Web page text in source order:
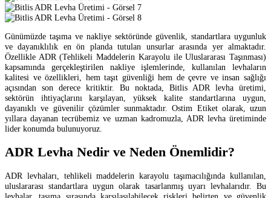
Günümüzde taşıma ve nakliye sektöründe güvenlik, standartlara uygunluk
ve dayanıklılık en ön planda tutulan unsurlar arasında yer almaktadır.
Özellikle ADR (Tehlikeli Maddelerin Karayolu ile Uluslararası Taşınması)
kapsamında gerçekleştirilen nakliye işlemlerinde, kullanılan levhaların
kalitesi ve özellikleri, hem taşıt güvenliği hem de çevre ve insan sağlığı
açısından son derece kritiktir. Bu noktada, Bitlis ADR levha üretimi,
sektörün ihtiyaçlarını karşılayan, yüksek kalite standartlarına uygun,
dayanıklı ve güvenilir çözümler sunmaktadır. Ostim Etiket olarak, uzun
yıllara dayanan tecrübemiz ve uzman kadromuzla, ADR levha üretiminde
lider konumda bulunuyoruz.
ADR Levha Nedir ve Neden Önemlidir?
ADR levhaları, tehlikeli maddelerin karayolu taşımacılığında kullanılan,
uluslararası standartlara uygun olarak tasarlanmış uyarı levhalarıdır. Bu